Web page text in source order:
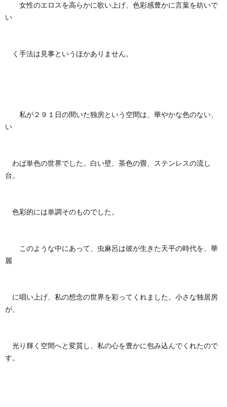
女性のエロスを高らかに歌い上げ、色彩感豊かに言葉を紡いで
い
く手法は見事というほかありません。
私が２９１日の間いた独房という空間は、華やかな色のない、
い
わば単色の世界でした。白い壁、茶色の畳、ステンレスの流し
台。
色彩的には単調そのものでした。
このような中にあって、虫麻呂は彼が生きた天平の時代を、華
麗
に唱い上げ、私の想念の世界を彩ってくれました。小さな独居房
が、
光り輝く空間へと変質し、私の心を豊かに包み込んでくれたので
す。